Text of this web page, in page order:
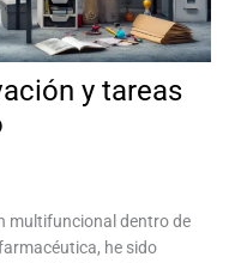
y tareas
multifuncional dentro de
he sido